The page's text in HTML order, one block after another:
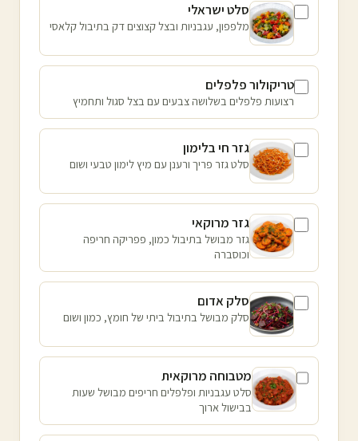
סלט ישראלי
מלפפון, עגבניות ובצל קצוצים דק בתיבול קלאסי
טריקולור פלפלים
רצועות פלפלים בשלושה צבעים עם בצל סגול ותחמיץ
גזר חי בלימון
סלט גזר פריך ורענן עם מיץ לימון טבעי ושום
גזר מרוקאי
גזר מבושל בתיבול כמון, פפריקה חריפה
וכוסברה
סלק אדום
סלק מבושל בתיבול ביתי של חומץ, כמון ושום
מטבוחה מרוקאית
סלט עגבניות ופלפלים חריפים מבושל שעות
בבישול ארוך